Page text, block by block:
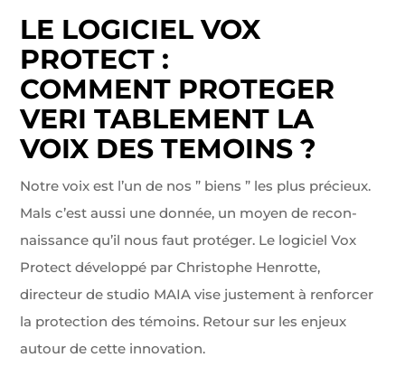
LE LOGICIEL VOX
PROTECT :
COMMENT PROTEGER
VERI TABLEMENT LA
VOIX DES TEMOINS ?
Notre voix est l’un de nos ” biens ” les plus précieux.
Mals c’est aussi une donnée, un moyen de recon­
naissance qu’il nous faut protéger. Le logiciel Vox
Protect développé par Christophe Henrotte,
directeur de studio MAIA vise justement à renforcer
la protection des témoins. Retour sur les enjeux
autour de cette innovation.